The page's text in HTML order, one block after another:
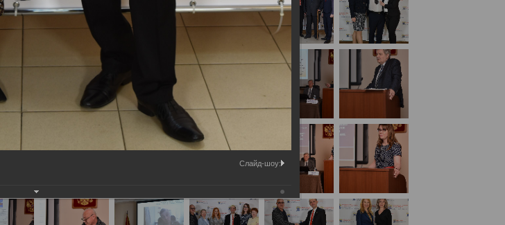
подход» (День2)
Слайд-шоу: